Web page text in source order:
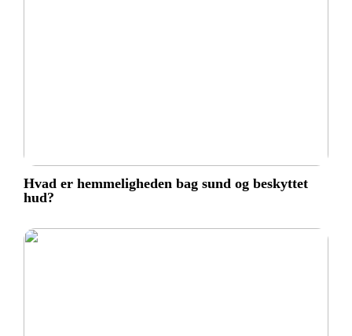
Hvad er hemmeligheden bag sund og beskyttet
hud?